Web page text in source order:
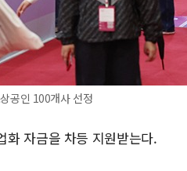
공인 100개사 선정
화 자금을 차등 지원받는다.